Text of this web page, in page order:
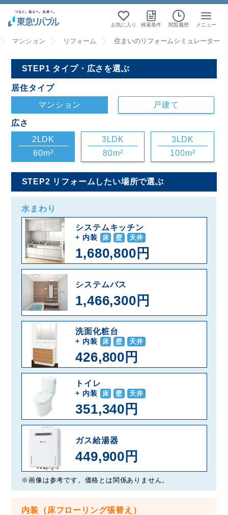
お気に入り 検索条件 閲覧履歴 メニュー
マンション リフォーム 住まいのリフォームシミュレーター
STEP1 タイプ・広さを選ぶ
居住タイプ
マンション
戸建て
広さ
2LDK
60m²
3LDK
80m²
3LDK
100m²
STEP2 リフォームしたい場所で選ぶ
水まわり
システムキッチン
+ 内装 床 壁 天井
1,680,800円
システムバス
1,466,300円
洗面化粧台
+ 内装 床 壁 天井
426,800円
トイレ
+ 内装 床 壁 天井
351,340円
ガス給湯器
449,900円
※画像は参考です。価格とは関係ありません。
内装（床フローリング張替え）